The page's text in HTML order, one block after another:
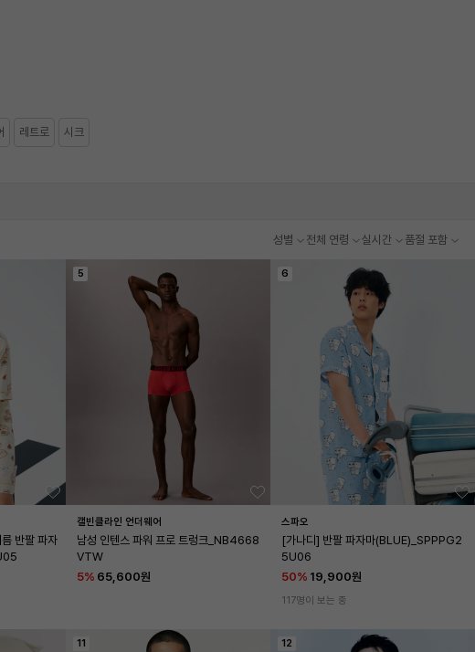
레트로 시크
성별 전체 연령 실시간 품절 포함
반팔 파자
5
캘빈클라인 언더웨어
남성 인텐스 파워 프로 트렁크_NB4668
VTW
5% 65,600원
6
스파오
[가나디] 반팔 파자마(BLUE)_SPPPG2
5U06
50% 19,900원
117명이 보는 중
11 12